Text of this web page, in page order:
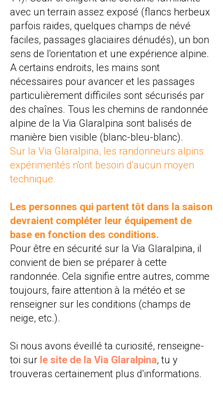
avec un terrain assez exposé (flancs herbeux
parfois raides, quelques champs de névé
faciles, passages glaciaires dénudés), un bon
sens de l'orientation et une expérience alpine.
A certains endroits, les mains sont
nécessaires pour avancer et les passages
particulièrement difficiles sont sécurisés par
des chaînes. Tous les chemins de randonnée
alpine de la Via Glaralpina sont balisés de
manière bien visible (blanc-bleu-blanc).
Sur la Via Glaralpina, les randonneurs alpins
expérimentés n'ont besoin d'aucun moyen
technique.
Les personnes qui partent tôt dans la saison
devraient compléter leur équipement de
base en fonction des conditions.
Pour être en sécurité sur la Via Glaralpina, il
convient de bien se préparer à cette
randonnée. Cela signifie entre autres, comme
toujours, faire attention à la météo et se
renseigner sur les conditions (champs de
neige, etc.).
Si nous avons éveillé ta curiosité, renseigne-
toi sur le site de la Via Glaralpina, tu y
trouveras certainement plus d'informations.